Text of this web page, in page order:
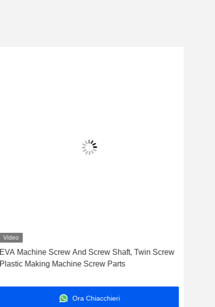
Video
EVA Machine Screw And Screw Shaft, Twin Screw
Plastic Making Machine Screw Parts
Ora Chiacchieri